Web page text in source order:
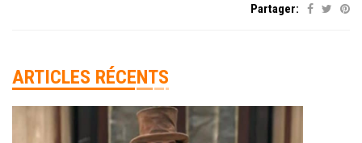
Partager:
ARTICLES RÉCENTS